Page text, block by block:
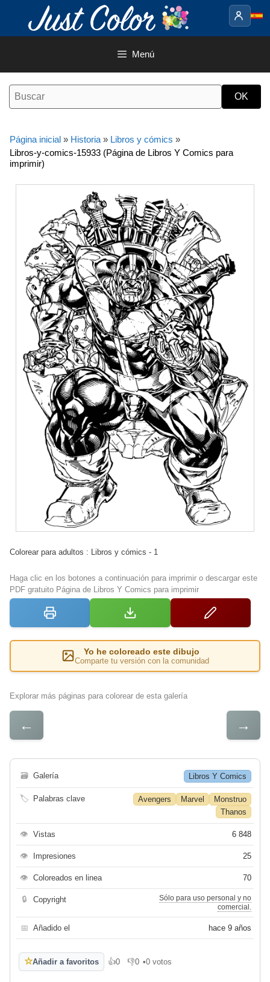
contenido
Menú
Página inicial » Historia » Libros y cómics »
Libros-y-comics-15933 (Página de Libros Y Comics para
imprimir)
Colorear para adultos : Libros y cómics - 1
Haga clic en los botones a continuación para imprimir o descargar este
PDF gratuito Página de Libros Y Comics para imprimir
Yo he coloreado este dibujo
Comparte tu versión con la comunidad
Explorar más páginas para colorear de esta galería
← →
🗃 Galería Libros Y Comics
🏷 Palabras clave Avengers Marvel
Monstruo
Thanos
👁 Vistas 6 848
👁 Impresiones 25
👁 Coloreados en linea 70
🔒 Copyright
Sólo para uso personal y no
comercial.
📅 Añadido el hace 9 años
☆Añadir a favoritos 👍0
Me gusta
👎0
No me gusta
•0 votos